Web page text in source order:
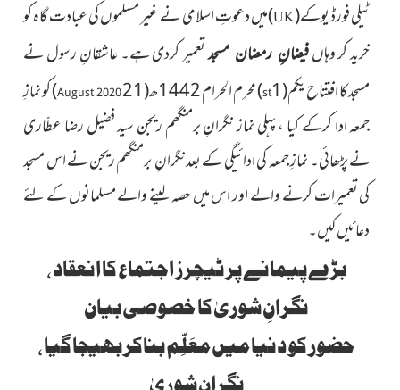
ٹیلی فورڈ یوکے(
UK
)میں دعوتِ اسلامی نے غیر مسلموں کی عبادت گاہ کو
خرید کر وہاںفیضانِ رمضان مسجدتعمیر کردی ہے۔ عاشقانِ رسول نے
مسجد کا افتتاحیکم(1
st
)محرم الحرام 1442ھ (21
August 2020
)کونمازِ
جمعہ ادا کرکے کیا ، پہلی نماز نگرانِ برمنگھم ریجن سید فضیل رضا عطّاری
نے پڑھائی۔ نمازِ جمعہ کی ادائیگی کے بعدنگرانِ برمنگھم ریجن نے اس مسجد
کی تعمیرات کرنے والے اور اس میں حصہ لینے والے مسلمانوں کے لئے
دعائیں کیں۔
بڑے پیمانے پر ٹیچرز اجتماع کا انعقاد ،
نگرانِ شوریٰ کا خصوصی بیان
حضور کو دنیا میں معَلِّم بناکر بھیجا گیا ،
نگرانِ شوریٰ